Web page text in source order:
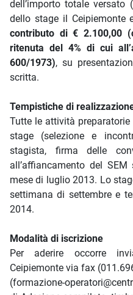
dell’importo totale versato
dello stage il Ceipiemonte
contributo di € 2.100,00
ritenuta del 4% di cui
600/1973), su
scritta.
Tempistiche di
Tutte le attività preparatorie
stage (selezione e
stagista, firma delle
all’affiancamento del
mese di luglio 2013. Lo
settimana di settembre e
2014.
Modalità di iscrizione
Per aderire occorre
Ceipiemonte via fax
(formazione-